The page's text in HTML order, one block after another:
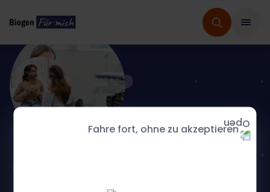
Fahre fort, ohne zu akzeptieren